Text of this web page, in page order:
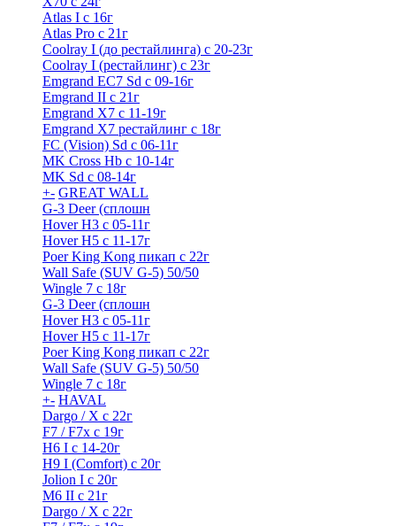
Atlas I c 16г
Atlas Pro с 21г
Coolray I (до рестайлинга) с 20-23г
Coolray I (рестайлинг) с 23г
Emgrand EC7 Sd c 09-16г
Emgrand II с 21г
Emgrand X7 c 11-19г
Emgrand X7 рестайлинг c 18г
FC (Vision) Sd c 06-11г
MK Cross Hb с 10-14г
MK Sd с 08-14г
+- GREAT WALL
G-3 Deer (сплошн
Hover H3 с 05-11г
Hover H5 с 11-17г
Poer King Kong пикап с 22г
Wall Safe (SUV G-5) 50/50
Wingle 7 с 18г
G-3 Deer (сплошн
Hover H3 с 05-11г
Hover H5 с 11-17г
Poer King Kong пикап с 22г
Wall Safe (SUV G-5) 50/50
Wingle 7 с 18г
+- HAVAL
Dargo / Х с 22г
F7 / F7x с 19г
H6 I с 14-20г
H9 I (Comfort) с 20г
Jolion I с 20г
M6 II с 21г
Dargo / Х с 22г